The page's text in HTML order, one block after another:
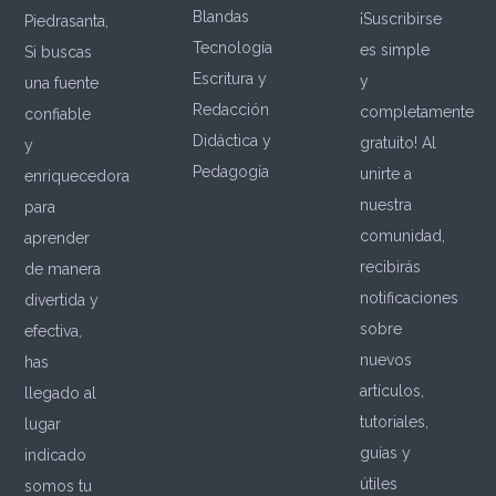
Piedrasanta,
Si buscas
una fuente
confiable
y
enriquecedora
para
aprender
de manera
divertida y
efectiva,
has
llegado al
lugar
indicado
somos tu
Blandas
Tecnología
Escritura y
Redacción
Didáctica y
Pedagogía
¡Suscribirse
es simple
y
completamente
gratuito! Al
unirte a
nuestra
comunidad,
recibirás
notificaciones
sobre
nuevos
artículos,
tutoriales,
guías y
útiles